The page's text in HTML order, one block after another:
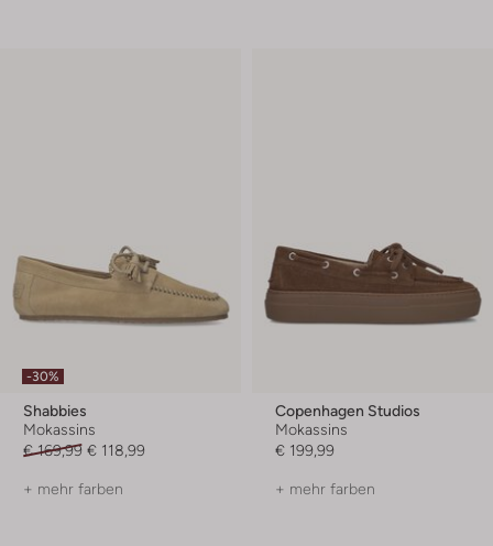
-30%
Shabbies
Mokassins
€ 169,99 € 118,99
+ mehr farben
Copenhagen Studios
Mokassins
€ 199,99
+ mehr farben